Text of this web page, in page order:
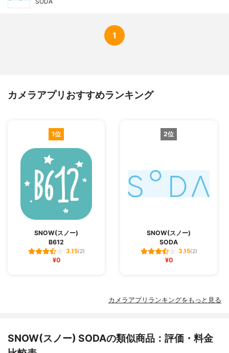
1
カメラアプリおすすめランキング
1位
SNOW(スノー)
B612
3.15(2)
¥0
2位
SNOW(スノー)
SODA
3.15(2)
¥0
カメラアプリランキングをもっと見る
SNOW(スノー) SODAの類似商品：評価・料金